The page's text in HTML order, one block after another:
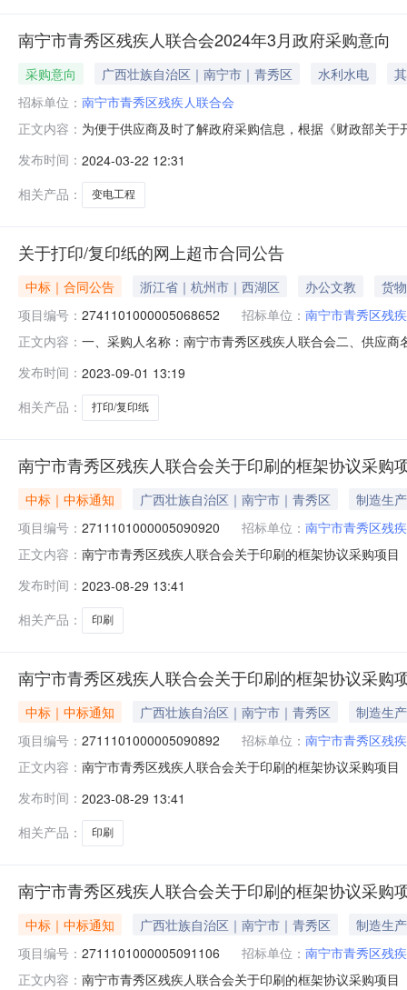
南宁市青秀区残疾人联合会2024年3月政府采购意向
采购意向 广西壮族自治区｜南宁市｜青秀区 水利水电
招标单位： 南宁市青秀区残疾人联合会
正文内容： 为便于供应商及时了解政府采购信息，根据《财政部关
（填写到月）落实政府采购政策功能情况备注1南宁市青
步安排，具体采购项
发布时间： 2024-03-22 12:31
相关产品：
变电工程
关于打印/复印纸的网上超市合同公告
中标｜合同公告 浙江省｜杭州市｜西湖区 办公文教
货物
项目编号： 2741101000005068652 招标单位： 南宁市青秀区残
正文内容： 一、采购人名称：南宁市青秀区残疾人联合会二、供应
蝶/JincaidieA4/80g箱25.001904750服务要求或标的基
发布时间： 2023-09-01 13:19
相关产品：
打印/复印纸
南宁市青秀区残疾人联合会关于印刷的框架协议采购
中标｜中标通知 广西壮族自治区｜南宁市｜青秀区
制造生产
项目编号： 2711101000005090920 招标单位： 南宁市青秀区残
正文内容： 南宁市青秀区残疾人联合会关于印刷的框架协议采购项
金额1QXZC2023-W3-006371000.0项目所在行政区划编
发布时间： 2023-08-29 13:41
相关产品：
印刷
南宁市青秀区残疾人联合会关于印刷的框架协议采购
中标｜中标通知 广西壮族自治区｜南宁市｜青秀区
制造生产
项目编号： 2711101000005090892 招标单位： 南宁市青秀区残
正文内容： 南宁市青秀区残疾人联合会关于印刷的框架协议采购项
金额1QXZC2023-W3-006242550.0项目所在行政区划编
发布时间： 2023-08-29 13:41
相关产品：
印刷
南宁市青秀区残疾人联合会关于印刷的框架协议采购
中标｜中标通知 广西壮族自治区｜南宁市｜青秀区
制造生产
项目编号： 2711101000005091106 招标单位： 南宁市青秀区残
正文内容： 南宁市青秀区残疾人联合会关于印刷的框架协议采购项